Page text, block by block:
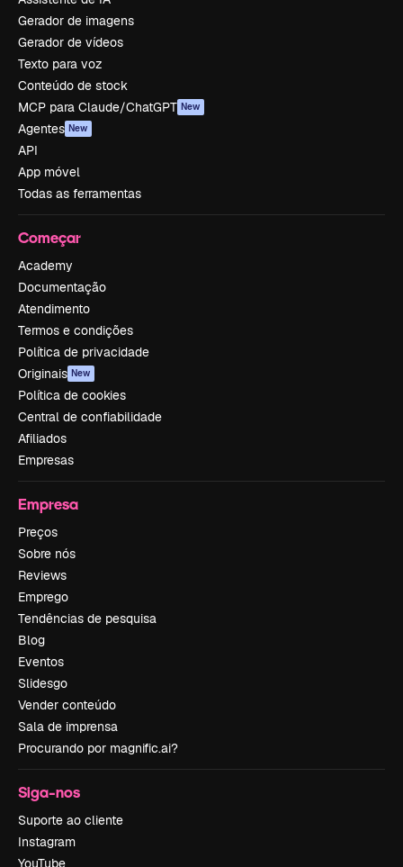
Gerador de imagens
Gerador de vídeos
Texto para voz
Conteúdo de stock
MCP para Claude/ChatGPT New
Agentes New
API
App móvel
Todas as ferramentas
Começar
Academy
Documentação
Atendimento
Termos e condições
Política de privacidade
Originais New
Política de cookies
Central de confiabilidade
Afiliados
Empresas
Empresa
Preços
Sobre nós
Reviews
Emprego
Tendências de pesquisa
Blog
Eventos
Slidesgo
Vender conteúdo
Sala de imprensa
Procurando por magnific.ai?
Siga-nos
Suporte ao cliente
Instagram
YouTube